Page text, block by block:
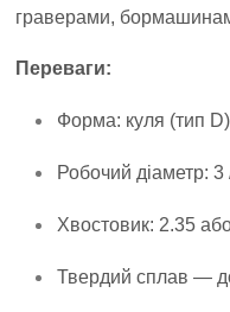
граверами,
Переваги:
Форма: куля (тип
Робочий діаметр:
Хвостовик: 2.35
Твердий сплав —